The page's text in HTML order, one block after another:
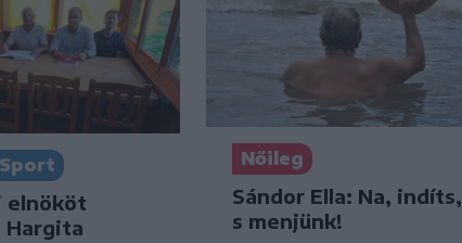
elnököt
Hargita
Nőileg
Sándor Ella: Na, indíts,
s menjünk!